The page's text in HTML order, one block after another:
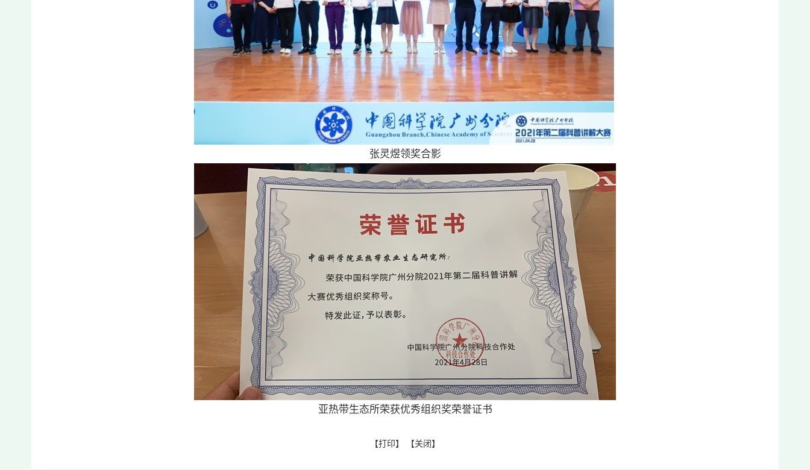
张灵煜领奖合影
亚热带生态所荣获优秀组织奖荣誉证书
【打印】 【关闭】